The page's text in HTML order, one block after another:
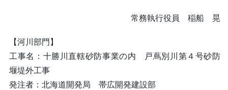
常務執行役員 稲船 晃
【河川部門】
工事名：十勝川直轄砂防事業の内 戸蔦別川第４号砂防
堰堤外工事
発注者：北海道開発局 帯広開発建設部